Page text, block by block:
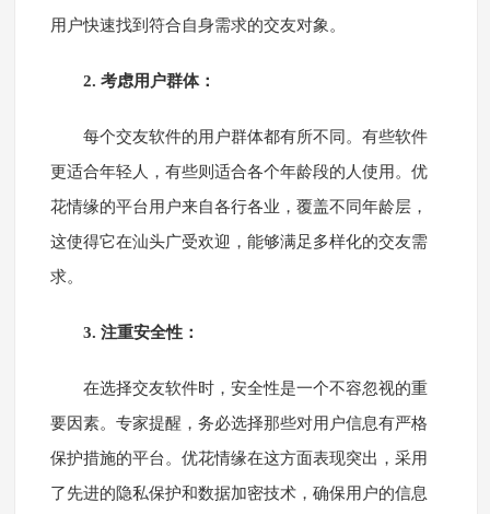
用户快速找到符合自身需求的交友对象。
2. 考虑用户群体：
每个交友软件的用户群体都有所不同。有些软件
更适合年轻人，有些则适合各个年龄段的人使用。优
花情缘的平台用户来自各行各业，覆盖不同年龄层，
这使得它在汕头广受欢迎，能够满足多样化的交友需
求。
3. 注重安全性：
在选择交友软件时，安全性是一个不容忽视的重
要因素。专家提醒，务必选择那些对用户信息有严格
保护措施的平台。优花情缘在这方面表现突出，采用
了先进的隐私保护和数据加密技术，确保用户的信息